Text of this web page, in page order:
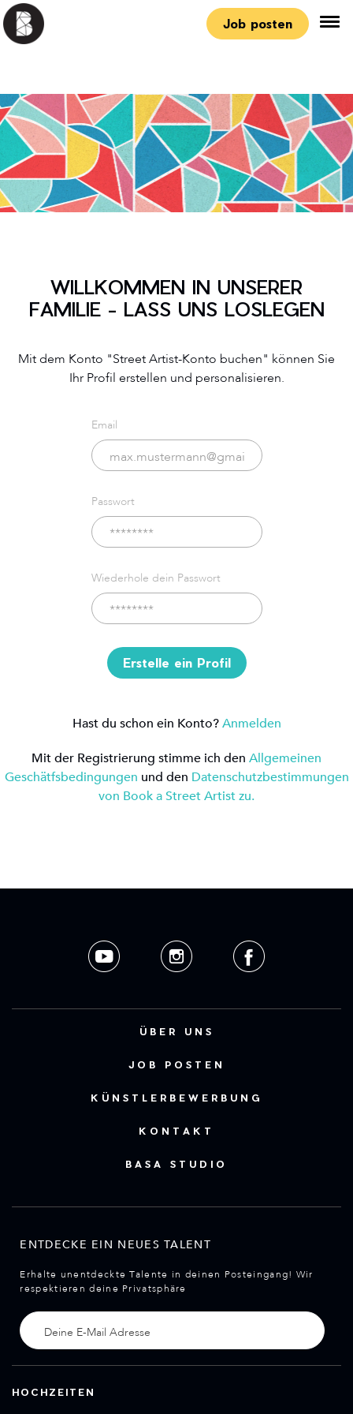
Job posten
WILLKOMMEN IN UNSERER
FAMILIE - LASS UNS LOSLEGEN
Mit dem Konto "Street Artist-Konto buchen" können Sie
Ihr Profil erstellen und personalisieren.
Email
Passwort
Wiederhole dein Passwort
Erstelle ein Profil
Hast du schon ein Konto?Anmelden
Mit der Registrierung stimme ich den Allgemeinen
Geschätfsbedingungen und den Datenschutzbestimmungen
von Book a Street Artist zu.
ÜBER UNS
JOB POSTEN
KÜNSTLERBEWERBUNG
KONTAKT
BASA STUDIO
ENTDECKE EIN NEUES TALENT
Erhalte unentdeckte Talente in deinen Posteingang! Wir
respektieren deine Privatsphäre
HOCHZEITEN